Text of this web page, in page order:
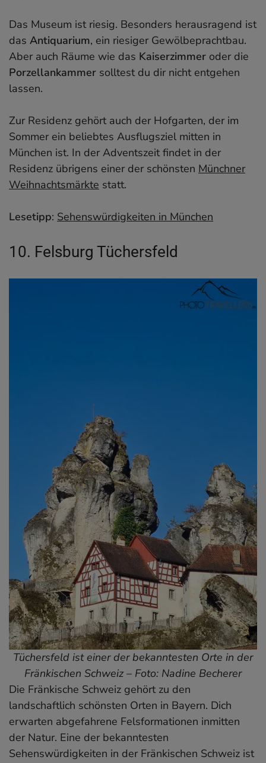
Das Museum ist riesig. Besonders herausragend ist
das Antiquarium, ein riesiger Gewölbeprachtbau.
Aber auch Räume wie das Kaiserzimmer oder die
Porzellankammer solltest du dir nicht entgehen
lassen.
Zur Residenz gehört auch der Hofgarten, der im
Sommer ein beliebtes Ausflugsziel mitten in
München ist. In der Adventszeit findet in der
Residenz übrigens einer der schönsten Münchner
Weihnachtsmärkte statt.
Lesetipp: Sehenswürdigkeiten in München
10. Felsburg Tüchersfeld
Tüchersfeld ist einer der bekanntesten Orte in der
Fränkischen Schweiz – Foto: Nadine Becherer
Die Fränkische Schweiz gehört zu den
landschaftlich schönsten Orten in Bayern. Dich
erwarten abgefahrene Felsformationen inmitten
der Natur. Eine der bekanntesten
Sehenswürdigkeiten in der Fränkischen Schweiz ist